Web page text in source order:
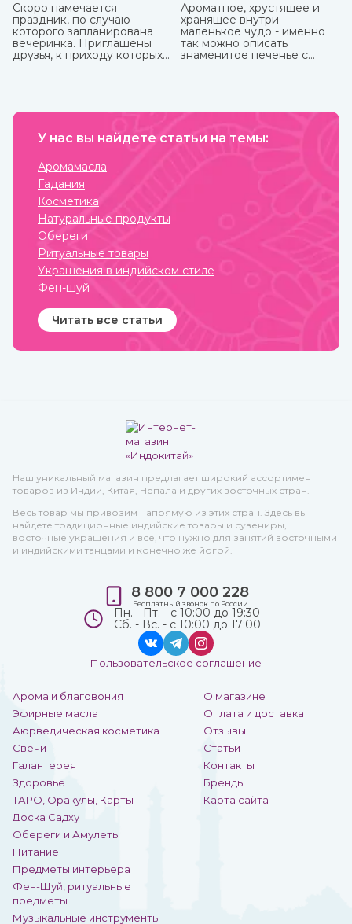
Скоро намечается
праздник, по случаю
которого запланирована
вечеринка. Приглашены
друзья, к приходу которых
дорогим шампанским для
любой вкус. И все же чего-
Это интересного и
необычного развлечения,
которое должно прийтись
по нраву всем.
Ароматное, хрустящее и
хранящее внутри
маленькое чудо - именно
так можно описать
знаменитое печенье с
У нас вы найдете статьи на темы:
Аромамасла
Гадания
Косметика
Натуральные продукты
Обереги
Ритуальные товары
Украшения в индийском стиле
Фен-шуй
Читать все статьи
Наш уникальный магазин предлагает широкий ассортимент
товаров из Индии, Китая, Непала и других восточных стран.
Весь товар мы привозим напрямую из этих стран. Здесь вы
найдете традиционные индийские товары и сувениры,
восточные украшения и все, что нужно для занятий восточными
и индийскими танцами и конечно же йогой.
Арома и благовония
Эфирные масла
Аюрведическая косметика
Свечи
Галантерея
Здоровье
ТАРО, Оракулы, Карты
Доска Садху
Обереги и Амулеты
Питание
Предметы интерьера
Фен-Шуй, ритуальные
предметы
Музыкальные инструменты
О магазине
Оплата и доставка
Отзывы
Статьи
Контакты
Бренды
Карта сайта
8 800 7 000 228
Бесплатный звонок по России
Пн. - Пт. - с 10:00 до 19:30
Сб. - Вс. - с 10:00 до 17:00
Пользовательское соглашение